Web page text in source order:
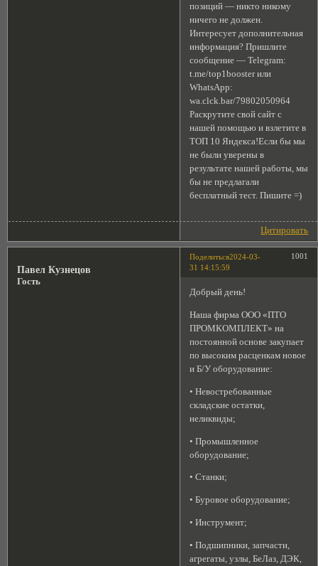
позиций — никто никому
ничего не должен.
Интересует дополнительная
информация? Пришлите
сообщение — Telegram:
t.me/top1booster или
WhatsApp:
wa.clck.bar/79802050964
Раскрутите свой сайт с
нашей помощью и взлетите в
ТОП 10 Яндекса!Если бы мы
не были уверены в
результате нашей работы, мы
бы не предлагали
бесплатный тест. Пишите =)
Цитировать
Поделиться 1001
2024-03-
31 14:15:59
Павел Кузнецов
Гость
Добрый день!
Наша фирма ООО «ПТО
ПРОМКОМПЛЕКТ» на
постоянной основе закупает
по высоким расценкам новое
и Б/У оборудование:
• Невостребованные
складские остатки,
неликвиды;
• Промышленное
оборудование;
• Станки;
• Буровое оборудование;
• Инструмент;
• Подшипники, запчасти,
агрегаты, узлы, БеЛаз, ДЭК,